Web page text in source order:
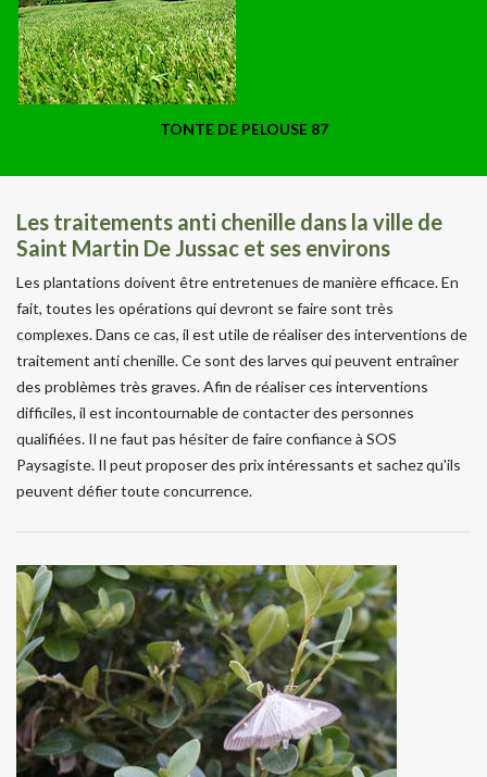
TONTE DE PELOUSE 87
Les traitements anti chenille dans la ville de
Saint Martin De Jussac et ses environs
Les plantations doivent être entretenues de manière efficace. En
fait, toutes les opérations qui devront se faire sont très
complexes. Dans ce cas, il est utile de réaliser des interventions de
traitement anti chenille. Ce sont des larves qui peuvent entraîner
des problèmes très graves. Afin de réaliser ces interventions
difficiles, il est incontournable de contacter des personnes
qualifiées. Il ne faut pas hésiter de faire confiance à SOS
Paysagiste. Il peut proposer des prix intéressants et sachez qu'ils
peuvent défier toute concurrence.